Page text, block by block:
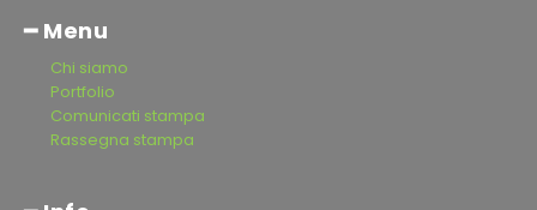
━ Menu
Chi siamo
Portfolio
Comunicati stampa
Rassegna stampa